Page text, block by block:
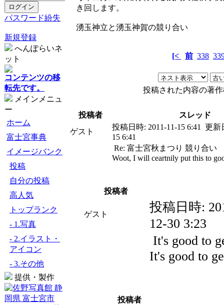
パスワード紛失
新規登録
へんぽらいネ
ット
コンテンツの移
転先です。
メインメニュ
ー
ホーム
富士宮事典
イメージバンク
投稿
自分の投稿
高人気
トップランク
- 1.写真
- 2.イラスト・
アイコン
- 3.その他
提供・製作
き回します。
湧玉神立と湧玉神賀の競り合い
[< 前 338
投稿された内容の著
投稿者
スレッド
ゲスト
投稿日時: 2011-11-15 6:41 更新
15 6:41
Re: 富士宮秋まつり 競り合い
Woot, I will ceartnily put this to
投稿者
ゲスト 投稿日時:
12-30 3:23
It's good to
It's good to
投稿者